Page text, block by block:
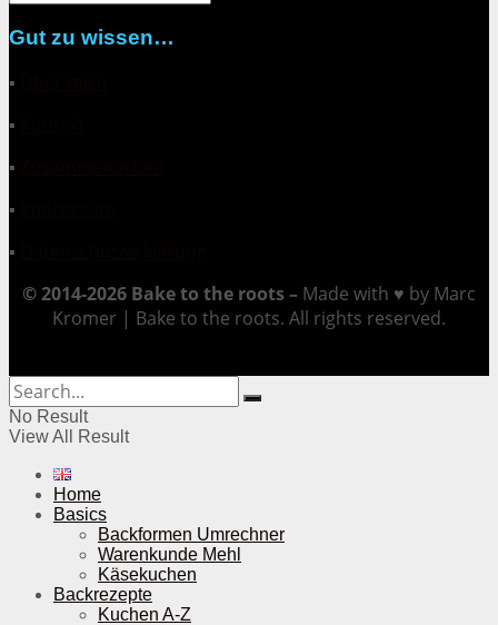
Gut zu wissen…
▪
▪
▪
▪
▪
© 2014-2026 Bake to the roots – Made with ♥ by Marc
Kromer | Bake to the roots. All rights reserved.
No Result
View All Result
Home
Basics
Backformen Umrechner
Warenkunde Mehl
Käsekuchen
Backrezepte
Kuchen A-Z